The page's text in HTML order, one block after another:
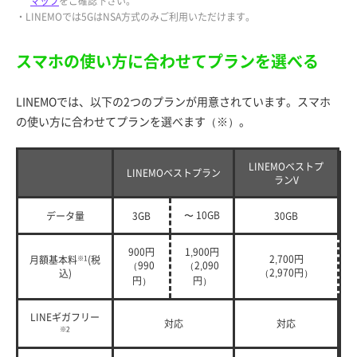
・LINEMOでは5GはNSA方式のみご利用いただけます。
スマホの使い方に合わせてプランを選べる
LINEMOでは、以下の2つのプランが用意されています。スマホ
の使い方に合わせてプランを選べます（※）。
LINEMOベストプラン
LINEMOベストプ
ランV
データ量 3GB 〜 10GB 30GB
月額基本料※1 (税
込)
900円
（990
円）
1,900円
（2,090
円）
2,700円
（2,970円）
LINEギガフリー
※2 対応 対応